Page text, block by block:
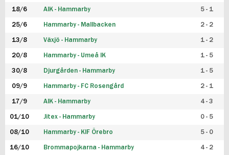
18/6 AIK - Hammarby 5 - 1
25/6 Hammarby - Mallbacken 2 - 2
13/8 Växjö - Hammarby 1 - 2
20/8 Hammarby - Umeå IK 1 - 5
30/8 Djurgården - Hammarby 1 - 5
09/9 Hammarby - FC Rosengård 2 - 1
17/9 AIK - Hammarby 4 - 3
01/10 Jitex - Hammarby 0 - 5
08/10 Hammarby - KIF Örebro 5 - 0
16/10 Brommapojkarna - Hammarby 4 - 2